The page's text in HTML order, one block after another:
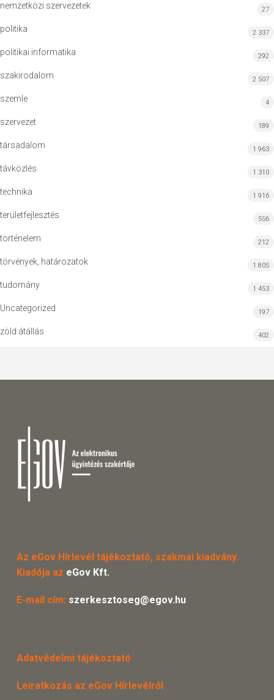
nemzetközi szervezetek 27
politika 2 337
politikai informatika 292
szakirodalom 2 507
szemle 4
szervezet 189
társadalom 1 963
távközlés 1 310
technika 1 916
területfejlesztés 556
történelem 212
törvények, határozatok 1 805
tudomány 1 453
Uncategorized 197
zöld átállás 402
Az eGov Hírlevél tájékoztató, szakmai kiadvány.
Kiadója az eGov Kft.
E-mail cím: szerkesztoseg@egov.hu
Adatvédelmi tájékoztató
Leiratkozás az eGov Hírlevélről